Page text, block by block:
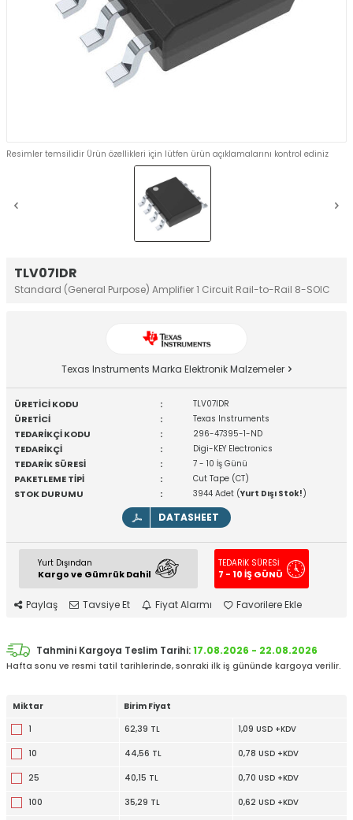
TLV07IDR
Standard (General Purpose) Amplifier 1 Circuit Rail-to-Rail 8-SOIC
Resimler temsilidir Ürün özellikleri için lütfen ürün açıklamalarını kontrol ediniz
Texas Instruments Marka Elektronik Malzemeler
ÜRETİCİ KODU : TLV07IDR
ÜRETİCİ : Texas Instruments
TEDARİKÇİ KODU : 296-47395-1-ND
TEDARİKÇİ : Digi-KEY Electronics
TEDARİK SÜRESİ : 7 - 10 İş Günü
PAKETLEME TİPİ : Cut Tape (CT)
STOK DURUMU : 3944 Adet (Yurt Dışı Stok!)
DATASHEET
Yurt Dışından
Kargo ve Gümrük Dahil
TEDARİK SÜRESİ
7 - 10 İŞ GÜNÜ
Paylaş Tavsiye Et Fiyat Alarmı Favorilere Ekle
Tahmini Kargoya Teslim Tarihi:17.08.2026 - 22.08.2026
Hafta sonu ve resmi tatil tarihlerinde, sonraki ilk iş gününde kargoya verilir.
Miktar
Birim Fiyat
1
62,39 TL 1,09 USD +KDV
10 44,56 TL 0,78 USD +KDV
25 40,15 TL 0,70 USD +KDV
100 35,29 TL 0,62 USD +KDV